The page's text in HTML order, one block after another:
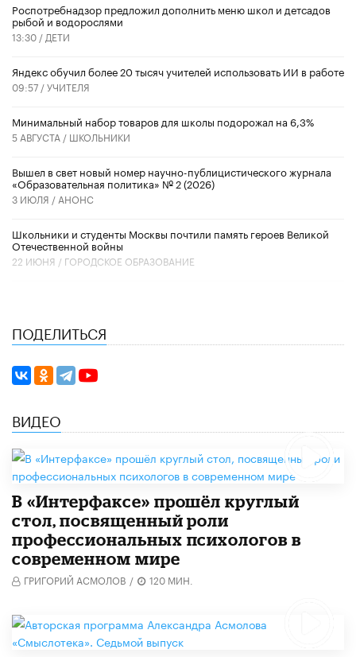
Роспотребнадзор предложил дополнить меню школ и детсадов
рыбой и водорослями
13:30 / ДЕТИ
​Яндекс обучил более 20 тысяч учителей использовать ИИ в работе
09:57 /УЧИТЕЛЯ
Минимальный набор товаров для школы подорожал на 6,3%
5 АВГУСТА / ШКОЛЬНИКИ
Вышел в свет новый номер научно-публицистического журнала
«Образовательная политика» № 2 (2026)
3 ИЮЛЯ / АНОНС
Школьники и студенты Москвы почтили память героев Великой
Отечественной войны
22 ИЮНЯ / ГОРОДСКОЕ ОБРАЗОВАНИЕ
ПОДЕЛИТЬСЯ
ВИДЕО
В «Интерфаксе» прошёл круглый
стол, посвященный роли
профессиональных психологов в
современном мире
ГРИГОРИЙ АСМОЛОВ / 120 МИН.